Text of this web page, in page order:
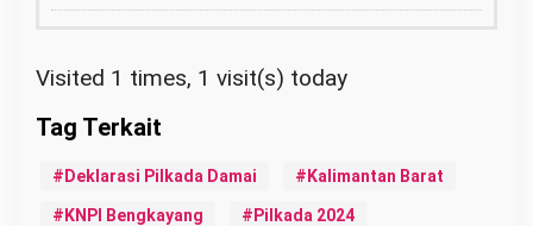
Visited 1 times, 1 visit(s) today
Deklarasi Pilkada Damai Kalimantan Barat
KNPI Bengkayang Pilkada 2024